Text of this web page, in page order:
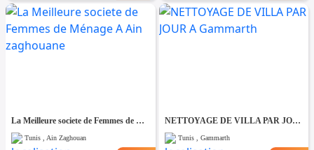
La Meilleure societe de Femmes de Ménage A Ain zaghouane
Tunis , Ain Zaghouan
NETTOYAGE DE VILLA PAR JOUR A Gammarth
Tunis , Gammarth